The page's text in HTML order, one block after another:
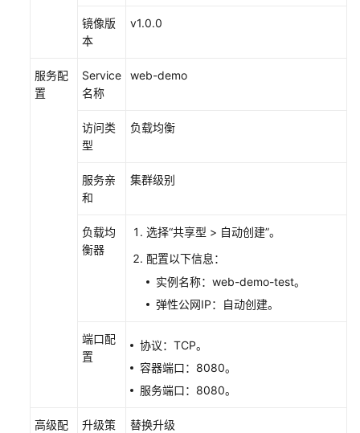
镜像版
本
v1.0.0
服务配
置
Service
名称
web-demo
访问类
型
负载均衡
服务亲
和
集群级别
负载均
衡器
选择“共享型 > 自动创建”。
配置以下信息：
实例名称：web-demo-test。
弹性公网IP：自动创建。
端口配
置
协议：TCP。
容器端口：8080。
服务端口：8080。
高级配
升级策
替换升级